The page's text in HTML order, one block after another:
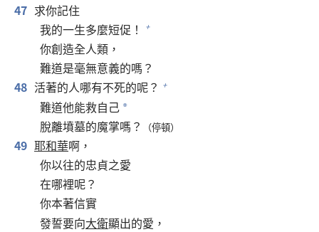
47 求你記住
我的一生多麼短促！
+
你創造全人類，
難道是毫無意義的嗎？
48 活著的人哪有不死的呢？ +
難道他能救自己 *
脫離墳墓的魔掌嗎？ （停頓）
49 耶和華啊，
你以往的忠貞之愛
在哪裡呢？
你本著信實
發誓要向大衛顯出的愛，